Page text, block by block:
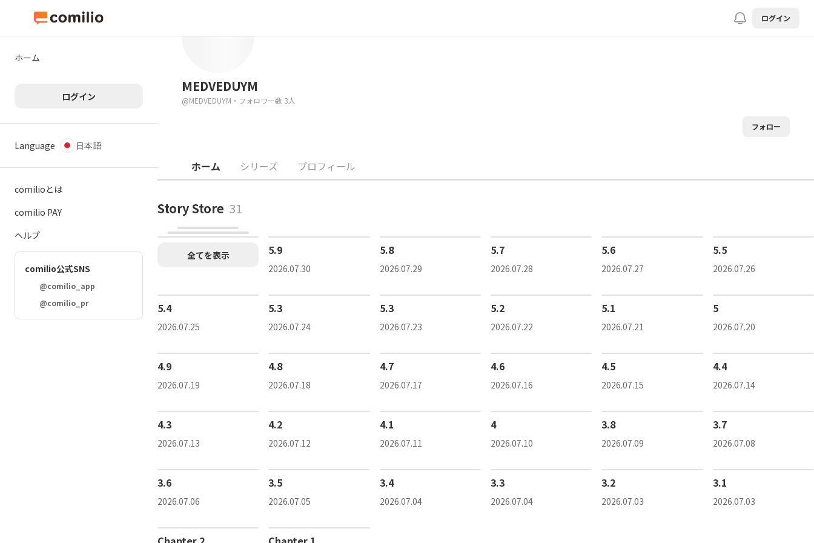
ログイン
ホーム
ログイン
Language 日本語
comilioとは
comilio PAY
ヘルプ
comilio公式SNS
@comilio_app
@comilio_pr
MEDVEDUYM
@MEDVEDUYM ・ フォロワー数 3人
フォロー
ホーム シリーズ プロフィール
Story Store 31
全てを表示 5.9
2026.07.30
5.8
2026.07.29
5.7
2026.07.28
5.6
2026.07.27
5.5
2026.07.26
5.4
2026.07.25
5.3
2026.07.24
5.3
2026.07.23
5.2
2026.07.22
5.1
2026.07.21
5
2026.07.20
4.9
2026.07.19
4.8
2026.07.18
4.7
2026.07.17
4.6
2026.07.16
4.5
2026.07.15
4.4
2026.07.14
4.3
2026.07.13
4.2
2026.07.12
4.1
2026.07.11
4
2026.07.10
3.8
2026.07.09
3.7
2026.07.08
3.6
2026.07.06
3.5
2026.07.05
3.4
2026.07.04
3.3
2026.07.04
3.2
2026.07.03
3.1
2026.07.03